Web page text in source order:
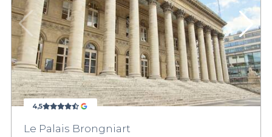
4,5
Le Palais Brongniart